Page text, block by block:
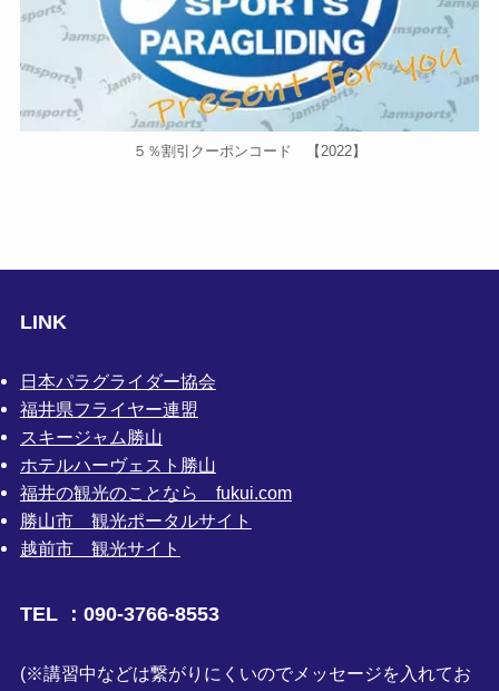
５％割引クーポンコード 【2022】
LINK
日本パラグライダー協会
福井県フライヤー連盟
スキージャム勝山
ホテルハーヴェスト勝山
福井の観光のことなら fukui.com
勝山市 観光ポータルサイト
越前市 観光サイト
TEL ：090-3766-8553
(※講習中などは繋がりにくいのでメッセージを入れてお